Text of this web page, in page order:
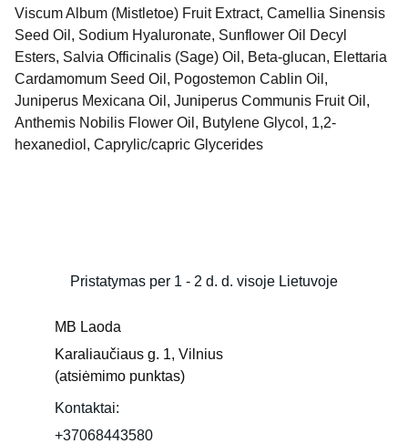
Viscum Album (Mistletoe) Fruit Extract, Camellia Sinensis
Seed Oil, Sodium Hyaluronate, Sunflower Oil Decyl
Esters, Salvia Officinalis (Sage) Oil, Beta-glucan, Elettaria
Cardamomum Seed Oil, Pogostemon Cablin Oil,
Juniperus Mexicana Oil, Juniperus Communis Fruit Oil,
Anthemis Nobilis Flower Oil, Butylene Glycol, 1,2-
hexanediol, Caprylic/capric Glycerides
MB Laoda
Karaliaučiaus g. 1, Vilnius
(atsiėmimo punktas)
Kontaktai:
+37068443580
Pristatymas per 1 - 2 d. d. visoje Lietuvoje